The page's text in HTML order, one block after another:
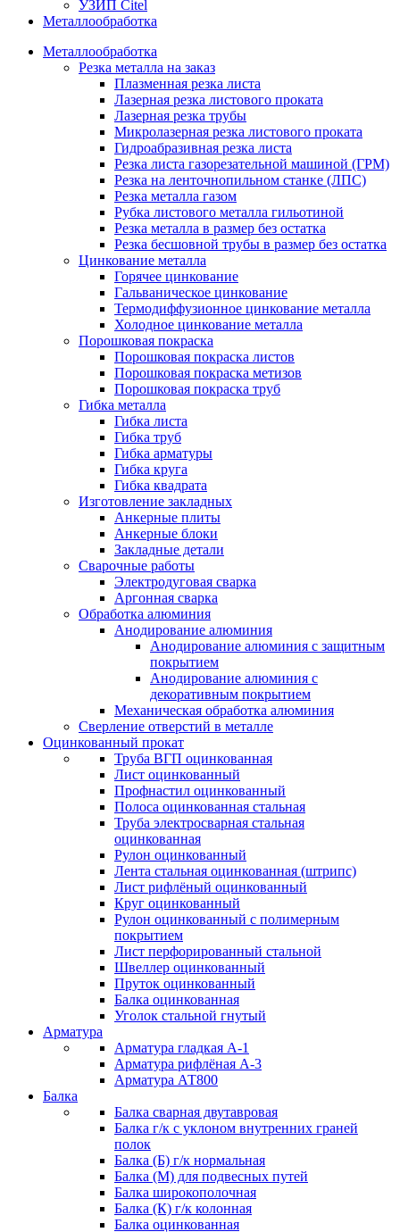
УЗИП Citel
Металлообработка
Металлообработка
Резка металла на заказ
Плазменная резка листа
Лазерная резка листового проката
Лазерная резка трубы
Микролазерная резка листового проката
Гидроабразивная резка листа
Резка листа газорезательной машиной (ГРМ)
Резка на ленточнопильном станке (ЛПС)
Резка металла газом
Рубка листового металла гильотиной
Резка металла в размер без остатка
Резка бесшовной трубы в размер без остатка
Цинкование металла
Горячее цинкование
Гальваническое цинкование
Термодиффузионное цинкование металла
Холодное цинкование металла
Порошковая покраска
Порошковая покраска листов
Порошковая покраска метизов
Порошковая покраска труб
Гибка металла
Гибка листа
Гибка труб
Гибка арматуры
Гибка круга
Гибка квадрата
Изготовление закладных
Анкерные плиты
Анкерные блоки
Закладные детали
Сварочные работы
Электродуговая сварка
Аргонная сварка
Обработка алюминия
Анодирование алюминия
Анодирование алюминия с защитным
покрытием
Анодирование алюминия с
декоративным покрытием
Механическая обработка алюминия
Сверление отверстий в металле
Оцинкованный прокат
Труба ВГП оцинкованная
Лист оцинкованный
Профнастил оцинкованный
Полоса оцинкованная стальная
Труба электросварная стальная
оцинкованная
Рулон оцинкованный
Лента стальная оцинкованная (штрипс)
Лист рифлёный оцинкованный
Круг оцинкованный
Рулон оцинкованный с полимерным
покрытием
Лист перфорированный стальной
Швеллер оцинкованный
Пруток оцинкованный
Балка оцинкованная
Уголок стальной гнутый
Арматура
Арматура гладкая А-1
Арматура рифлёная А-3
Арматура АТ800
Балка
Балка сварная двутавровая
Балка г/к с уклоном внутренних граней
полок
Балка (Б) г/к нормальная
Балка (М) для подвесных путей
Балка широкополочная
Балка (К) г/к колонная
Балка оцинкованная